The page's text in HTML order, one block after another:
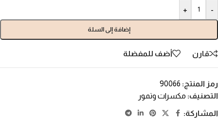
-
+
إضافة إلى السلة
قارن أضف للمفضلة
رمز المنتج: 90066
التصنيف: مكسرات وتمور
المشاركة: